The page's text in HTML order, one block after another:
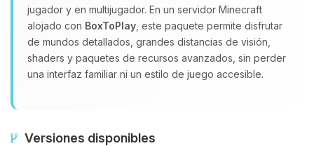
jugador y en multijugador. En un servidor Minecraft
alojado con BoxToPlay , este paquete permite disfrutar
de mundos detallados, grandes distancias de visión,
shaders y paquetes de recursos avanzados, sin perder
una interfaz familiar ni un estilo de juego accesible.
Versiones disponibles